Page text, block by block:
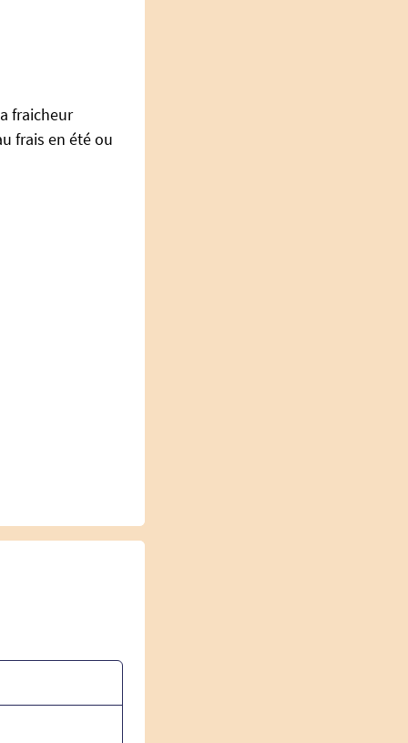
fraicheur
frais en été ou